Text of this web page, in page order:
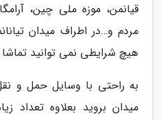
قیانمن، موزه ملی چین،
مردم و…در اطراف میدان
هیچ شرایطی نمی توانید تماشا
به راحتی با وسایل حمل و
میدان بروید بعلاوه تعداد